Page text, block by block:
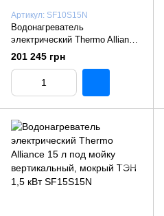
Артикул: SF10S15N
Водонагреватель
электрический Thermo Alliance
10 л под мойку вертикальный,
мокрый ТЭН 1,5 кВт SF10S15N
201 245 грн